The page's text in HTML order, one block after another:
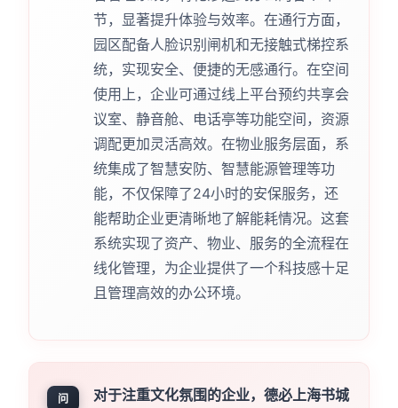
节，显著提升体验与效率。在通行方面，
园区配备人脸识别闸机和无接触式梯控系
统，实现安全、便捷的无感通行。在空间
使用上，企业可通过线上平台预约共享会
议室、静音舱、电话亭等功能空间，资源
调配更加灵活高效。在物业服务层面，系
统集成了智慧安防、智慧能源管理等功
能，不仅保障了24小时的安保服务，还
能帮助企业更清晰地了解能耗情况。这套
系统实现了资产、物业、服务的全流程在
线化管理，为企业提供了一个科技感十足
且管理高效的办公环境。
问
对于注重文化氛围的企业，德必上海书城